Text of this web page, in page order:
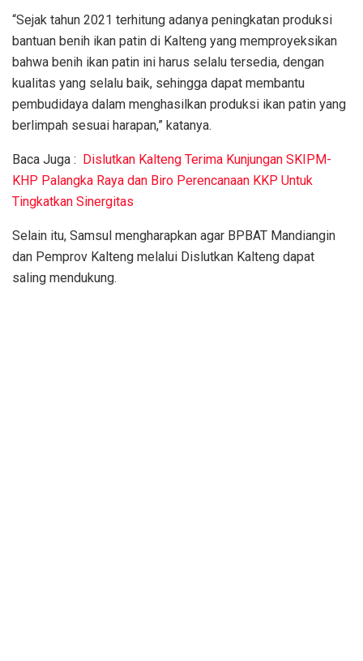
“Sejak tahun 2021 terhitung adanya peningkatan produksi
bantuan benih ikan patin di Kalteng yang memproyeksikan
bahwa benih ikan patin ini harus selalu tersedia, dengan
kualitas yang selalu baik, sehingga dapat membantu
pembudidaya dalam menghasilkan produksi ikan patin yang
berlimpah sesuai harapan,” katanya.
Baca Juga : Dislutkan Kalteng Terima Kunjungan SKIPM-
KHP Palangka Raya dan Biro Perencanaan KKP Untuk
Tingkatkan Sinergitas
Selain itu, Samsul mengharapkan agar BPBAT Mandiangin
dan Pemprov Kalteng melalui Dislutkan Kalteng dapat
saling mendukung.